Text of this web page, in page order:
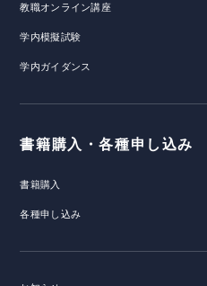
教職オンライン講座
学内模擬試験
学内ガイダンス
書籍購入・各種申し込み
書籍購入
各種申し込み